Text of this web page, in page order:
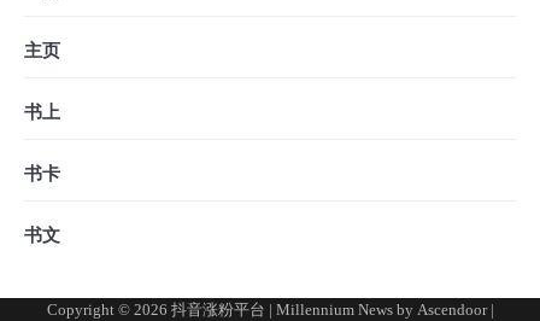
主页
书上
书卡
书文
Copyright © 2026 抖音涨粉平台 | Millennium News by Ascendoor|